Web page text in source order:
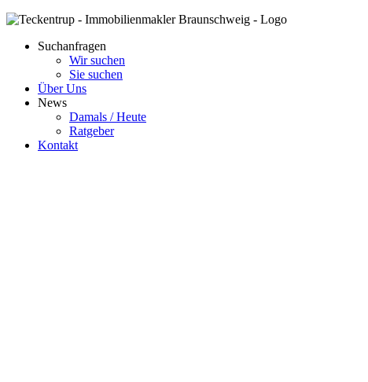
Suchanfragen
Wir suchen
Sie suchen
Über Uns
News
Damals / Heute
Ratgeber
Kontakt